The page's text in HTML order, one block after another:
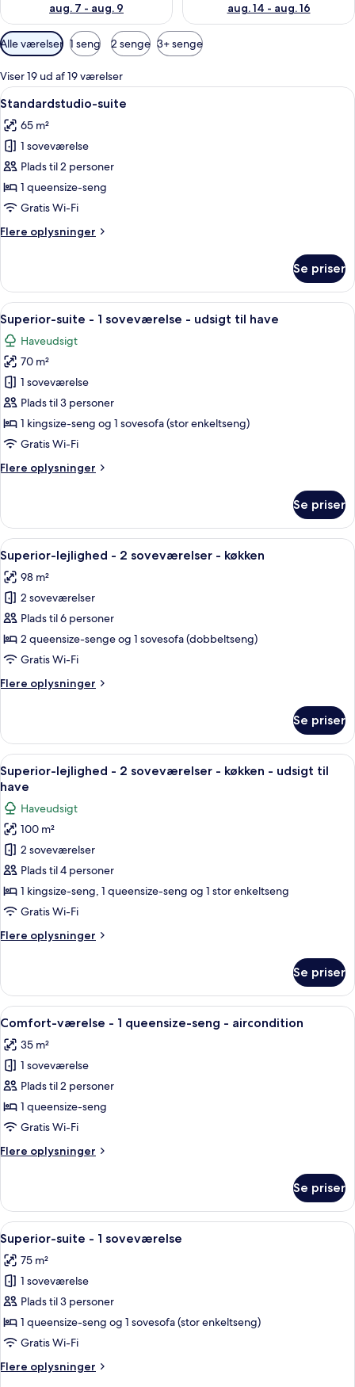
aug. 7 - aug. 9
aug. 14 - aug. 16
Tilgængelige
filtre
for
værelser
Alle værelser 1 seng 2 senge 3+ senge
Viser 19 ud af 19 værelser
Indlæs
alle
billeder
af
Standardstudio-
suite
Et moderne køkken med indbygget
7
Standardstudio-suite
65 m²
1 soveværelse
Plads til 2 personer
1 queensize-seng
Gratis Wi-Fi
Flere oplysninger
Flere
suite
Se priser
Indlæs
alle
billeder
af
Superior-
suite
-
1
-
have
Et moderne køkken med
7
Superior-suite - 1 soveværelse - udsigt til have
Haveudsigt
70 m²
1 soveværelse
Plads til 3 personer
1 kingsize-seng og 1 sovesofa (stor enkeltseng)
Gratis Wi-Fi
Flere oplysninger
Flere
suite
1
soveværelse
udsigt
til
have
Se priser
Indlæs
alle
billeder
af
Superior-
lejlighed
-
soveværelser
En spiseplads med et rundt
9
Superior-lejlighed - 2 soveværelser - køkken
98 m²
2 soveværelser
Plads til 6 personer
2 queensize-senge og 1 sovesofa (dobbeltseng)
Gratis Wi-Fi
Flere oplysninger
Flere
lejlighed
2
soveværelser
køkken
Se priser
Indlæs
alle
billeder
af
Superior-
lejlighed
-
2
soveværelser
køkken
til
have
Et kompakt køkken med hvide
7
Superior-lejlighed - 2 soveværelser - køkken - udsigt til
have
Haveudsigt
100 m²
2 soveværelser
Plads til 4 personer
1 kingsize-seng, 1 queensize-seng og 1 stor enkeltseng
Gratis Wi-Fi
Flere oplysninger
Flere
lejlighed
2
køkken
udsigt
til
have
Se priser
Indlæs
alle
billeder
af
Comfort-
værelse
-
queensize-
aircondition
Et soveværelse med en seng, to
4
Comfort-værelse - 1 queensize-seng - aircondition
35 m²
1 soveværelse
Plads til 2 personer
1 queensize-seng
Gratis Wi-Fi
Flere oplysninger
Flere
værelse
1
queensize-
seng
aircondition
Se priser
Indlæs
alle
billeder
af
Superior-
suite
-
soveværelse
En moderne stue med sofa, stole,
5
Superior-suite - 1 soveværelse
75 m²
1 soveværelse
Plads til 3 personer
1 queensize-seng og 1 sovesofa (stor enkeltseng)
Gratis Wi-Fi
Flere oplysninger
Flere